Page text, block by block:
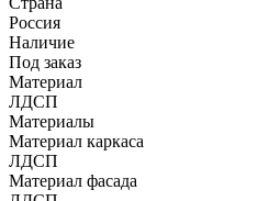
Россия
Наличие
Под заказ
Материал
ЛДСП
Материалы
Материал каркаса
ЛДСП
Материал фасада